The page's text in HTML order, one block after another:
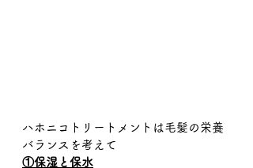
ハホニコトリートメントは毛髪の栄養
バランスを考えて
①保湿と保水